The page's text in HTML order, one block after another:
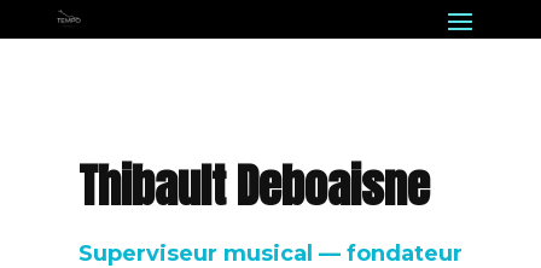
Thibault Deboaisne
Superviseur musical — fondateur